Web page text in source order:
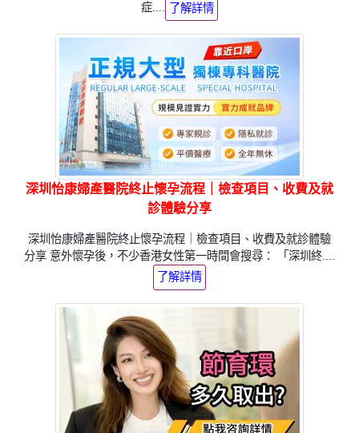
症....
了解詳情
深圳怡康婦產醫院終止懷孕流程｜檢查項目、收費及就
診體驗分享
深圳怡康婦產醫院終止懷孕流程｜檢查項目、收費及就診體驗
分享 意外懷孕後，不少香港女性第一時間會搜尋： 「深圳終....
了解詳情